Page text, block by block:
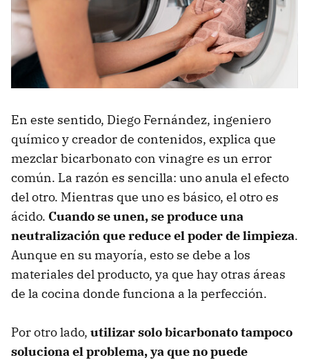
En este sentido, Diego Fernández, ingeniero
químico y creador de contenidos, explica que
mezclar bicarbonato con vinagre es un error
común. La razón es sencilla: uno anula el efecto
del otro. Mientras que uno es básico, el otro es
ácido. Cuando se unen, se produce una
neutralización que reduce el poder de limpieza.
Aunque en su mayoría, esto se debe a los
materiales del producto, ya que hay otras áreas
de la cocina donde funciona a la perfección.
Por otro lado, utilizar solo bicarbonato tampoco
soluciona el problema, ya que no puede